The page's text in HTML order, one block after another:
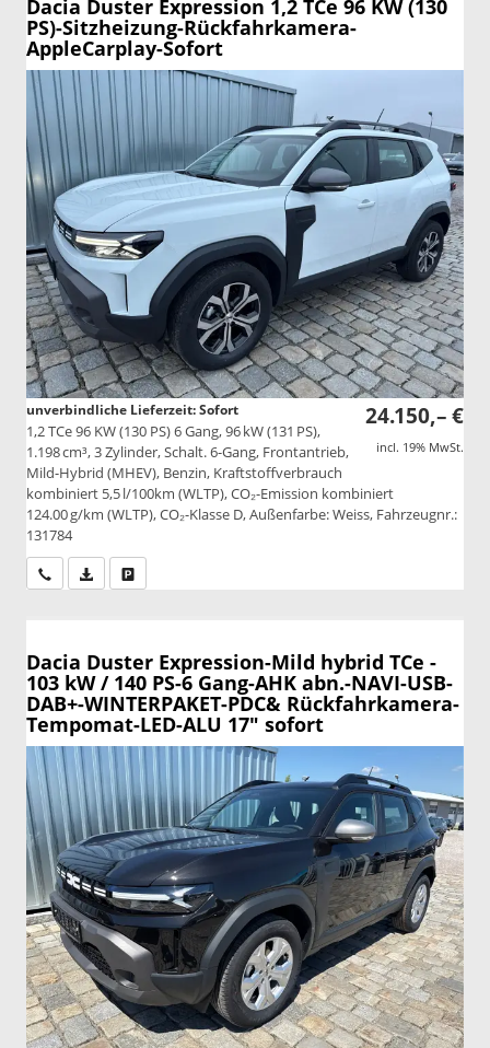
Dacia Duster Expression 1,2 TCe 96 KW (130
PS)-Sitzheizung-Rückfahrkamera-
AppleCarplay-Sofort
24.150,– €
incl. 19% MwSt.
unverbindliche Lieferzeit: Sofort
1,2 TCe 96 KW (130 PS) 6 Gang, 96 kW (131 PS),
1.198 cm³, 3 Zylinder, Schalt. 6-Gang, Frontantrieb,
Mild-Hybrid (MHEV), Benzin, Kraftstoffverbrauch
kombiniert 5,5 l/100km (WLTP), CO₂-Emission kombiniert
124.00 g/km (WLTP), CO₂-Klasse D, Außenfarbe: Weiss, Fahrzeugnr.:
131784
Wir rufen Sie anPDF-Datei, Fahrzeugexposé drucken
Dacia Duster Expression-Mild hybrid TCe -
103 kW / 140 PS-6 Gang-AHK abn.-NAVI-USB-
DAB+-WINTERPAKET-PDC& Rückfahrkamera-
Tempomat-LED-ALU 17" sofort